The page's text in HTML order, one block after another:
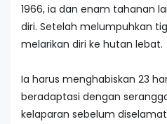
1966, ia dan enam tahanan
diri. Setelah melumpuhkan
melarikan diri ke hutan lebat.
Ia harus menghabiskan 23
beradaptasi dengan
kelaparan sebelum